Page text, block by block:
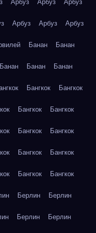
Арбуз Арбуз Арбуз
Арбуз Арбуз Арбуз
Банан Банан
Банан Банан Банан
Бангкок Бангкок
Бангкок Бангкок
Бангкок Бангкок
Бангкок Бангкок
Бангкок Бангкок
Берлин Берлин
Берлин Берлин